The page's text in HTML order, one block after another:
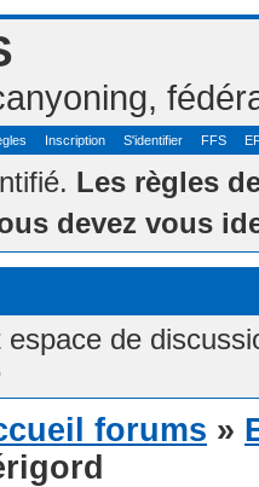
Inscription S'identifier FFS
Les règles
devez vous
de
forums »